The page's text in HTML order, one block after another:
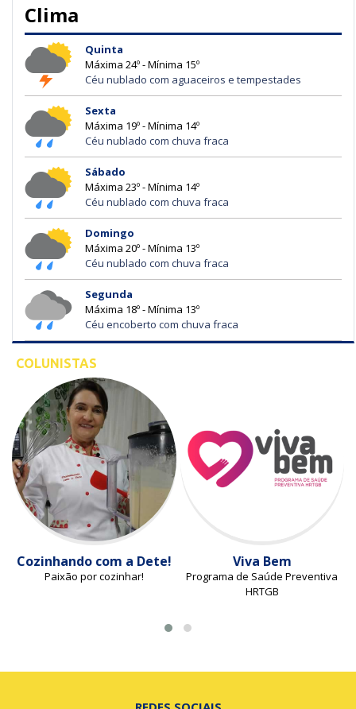
Clima
Quinta
Máxima 24º - Mínima 15º
Céu nublado com aguaceiros e tempestades
Sexta
Máxima 19º - Mínima 14º
Céu nublado com chuva fraca
Sábado
Máxima 23º - Mínima 14º
Céu nublado com chuva fraca
Domingo
Máxima 20º - Mínima 13º
Céu nublado com chuva fraca
Segunda
Máxima 18º - Mínima 13º
Céu encoberto com chuva fraca
COLUNISTAS
Cozinhando com a Dete!
Paixão por cozinhar!
Viva Bem
Programa de Saúde Preventiva
HRTGB